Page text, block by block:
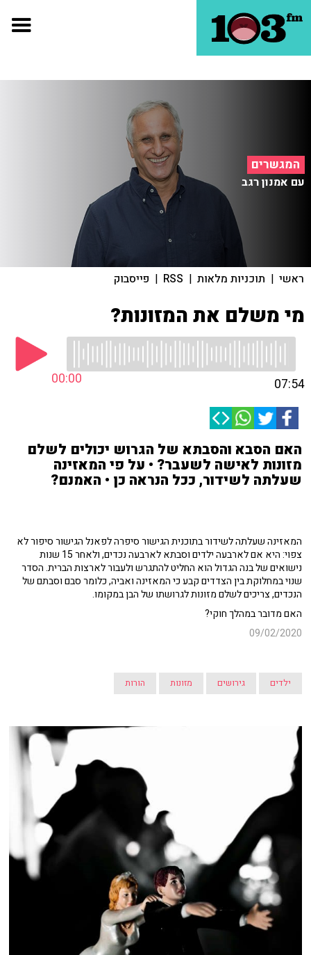
המגשרים
עם אמנון רגב
ראשי | תוכניות מלאות |
RSS
| פייסבוק
מי משלם את המזונות?
00:00 07:54
האם הסבא והסבתא של הגרוש יכולים לשלם
מזונות לאישה לשעבר? • על פי המאזינה
שעלתה לשידור, ככל הנראה כן • האמנם?
המאזינה שעלתה לשידור בתוכנית הגישור סיפרה לפאנל הגישור סיפור לא
צפוי: היא אם לארבעה ילדים וסבתא לארבעה נכדים, ולאחר 15 שנות
נישואים של בנה הגדול הוא החליט להתגרש ולעבור לארצות הברית. הסדר
שנוי במחלוקת בין הצדדים קבע כי המאזינה ואביה, כלומר סבם וסבתם של
הנכדים, צריכים לשלם מזונות לגרושתו של הבן במקומו.
האם מדובר במהלך חוקי?
09/02/2020
ילדים גירושים מזונות הורות